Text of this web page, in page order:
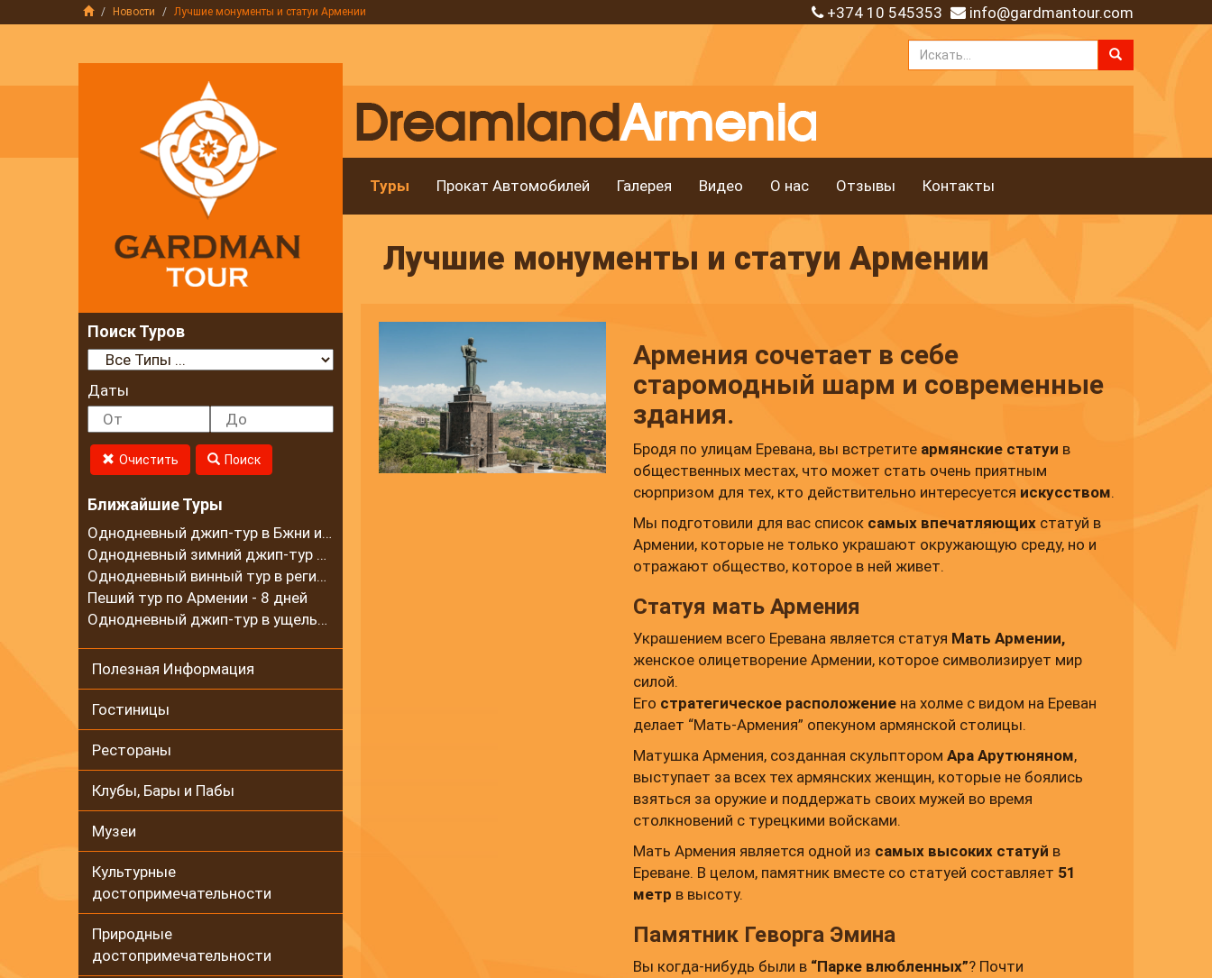
Новости Лучшие монументы и статуи Армении +374 10 545353 info@gardmantour.com
Туры Прокат Автомобилей Галерея Видео О нас Отзывы Контакты
Поиск Туров
Даты
Очистить Поиск
Ближайшие Туры
Однодневный джип-тур в Бжни и на горный хребет Цахкуняц
Однодневный зимний джип-тур в село Калаван
Однодневный винный тур в регионе Вайоц Дзор
Пеший тур по Армении - 8 дней
Однодневный джип-тур в ущелье Гарни и на Гегамские горы
Полезная Информация
Гостиницы
Рестораны
Клубы, Бары и Пабы
Музеи
Культурные
достопримечательности
Природные
достопримечательности
Лучшие монументы и статуи Армении
Армения сочетает в себе
старомодный шарм и современные
здания.
Бродя по улицам Еревана, вы встретите армянские статуи в
общественных местах, что может стать очень приятным
сюрпризом для тех, кто действительно интересуется искусством.
Мы подготовили для вас список самых впечатляющихстатуй в
Армении, которые не только украшают окружающую среду, но и
отражают общество, которое в ней живет.
Статуя мать Армения
Украшением всего Еревана является статуя Мать Армении,
женское олицетворение Армении, которое символизирует мир
силой.
Его стратегическое расположениена холме с видом на Ереван
делает “Мать-Армения” опекуном армянской столицы.
Матушка Армения, созданная скульптором Ара Арутюняном,
выступает за всех тех армянских женщин, которые не боялись
взяться за оружие и поддержать своих мужей во время
столкновений с турецкими войсками.
Мать Армения является одной из самых высоких статуй в
Ереване. В целом, памятник вместе со статуей составляет 51
метр в высоту.
Памятник Геворга Эмина
Вы когда-нибудь были в“Парке влюбленных”? Почти